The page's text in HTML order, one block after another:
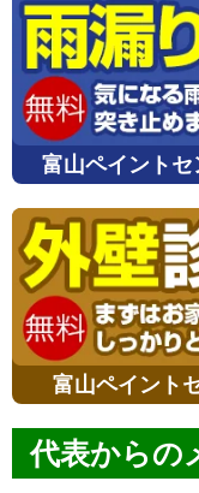
富山ペイントセ
富山ペイント
代表からの